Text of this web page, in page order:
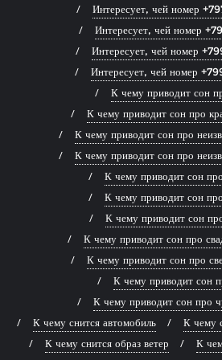
Интересует, чей номер
Интересует, чей номер
Интересует, чей номер
Интересует, чей номер
К чему приводит сон
К чему приводит сон про
К чему приводит сон про
К чему приводит сон про
К чему приводит сон
К чему приводит сон
К чему приводит сон
К чему приводит сон про
К чему приводит сон про
К чему приводит сон
К чему приводит сон про
К чему снится автомобиль
К чему
К чему снится образ ветер
К